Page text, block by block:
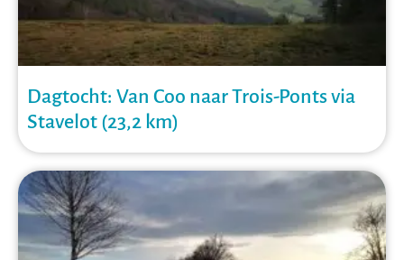
Dagtocht: Van Coo naar Trois-Ponts via
Stavelot (23,2 km)